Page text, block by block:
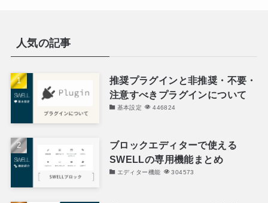
人気の記事
推奨プラグインと非推奨・不要・
注意すべきプラグインについて
基本設定 446824
ブロックエディターで使える
SWELLの専用機能まとめ
エディター機能 304573